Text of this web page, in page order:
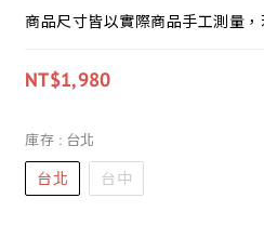
商品尺寸皆以實際商品手工測量
NT$1,980
庫存 : 台北
台北 台中